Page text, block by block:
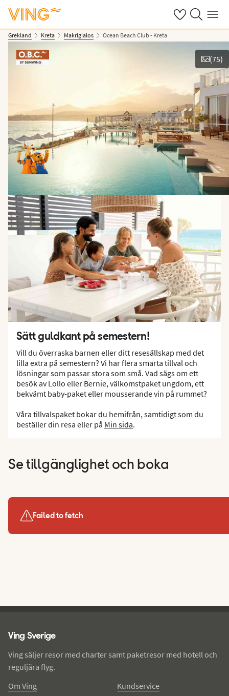
Se dinaSök på ving.se
Meny
Grekland Kreta Makrigialos Ocean Beach Club - Kreta
Se bilder & film
(75)
Sätt guldkant på semestern!
Vill du överraska barnen eller ditt resesällskap med det
lilla extra på semestern? Vi har flera smarta tillval och
lösningar som passar stora som små. Vad sägs om ett
besök av Lollo eller Bernie, välkomstpaket ungdom, ett
bekvämt baby-paket eller mousserande vin på rummet?
Våra tillvalspaket bokar du hemifrån, samtidigt som du
beställer din resa eller på Min sida.
Se tillgänglighet och boka
Failed to fetch
Ving Sverige
Ving säljer resor med charter samt paketresor med hotell och
reguljära flyg.
Om Ving
Kundservice